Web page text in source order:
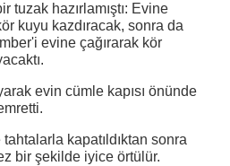
tuzak hazırlamıştı: Evine
kuyu kazdıracak, sonra da
evine çağırarak kör
evin cümle kapısı önünde
kapatıldıktan sonra
bir şekilde iyice örtülür.